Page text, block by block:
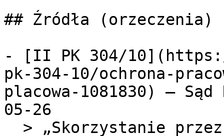
## Źródła (orzeczenia)
- [II PK 304/
pk-304-10/ochrona-
placowa-1081830) —
05-26